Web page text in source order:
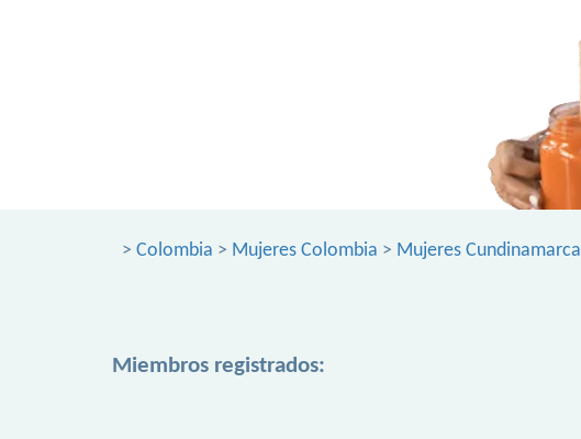
> Colombia > Mujeres Colombia > Mujeres Cundinamarca
Miembros registrados: